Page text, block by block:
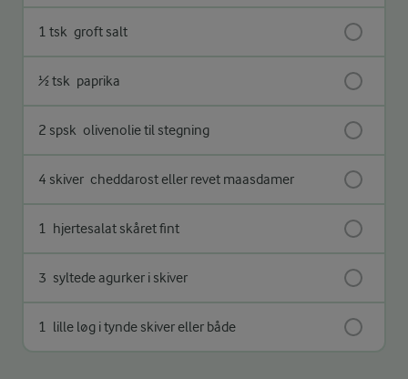
1 tsk groft salt
½ tsk paprika
2 spsk olivenolie til stegning
4 skiver cheddarost eller revet maasdamer
1 hjertesalat skåret fint
3 syltede agurker i skiver
1 lille løg i tynde skiver eller både